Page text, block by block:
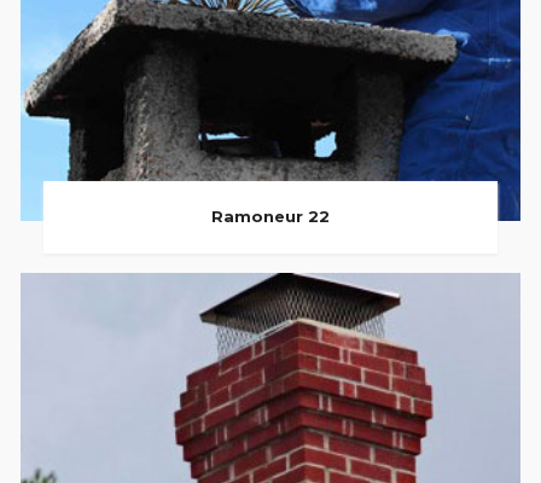
Ramoneur 22